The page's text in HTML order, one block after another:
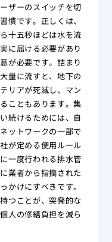
ザーのスイッチを切
慣です。正しくは、
十五秒ほどは水を流
に届ける必要があり
が必要です。詰まり
量に流すと、地下の
リアが死滅し、マン
こともあります。集
続けるためには、自
ットワークの一部で
が定める使用ルール
一度行われる排水管
業者から指摘された
かけにすべきです。
つことが、突発的な
人の修繕負担を減ら